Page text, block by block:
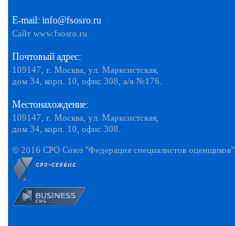
E-mail: info@fsosro.ru
Сайт www.fsosro.ru
Почтовый адрес:
109147, г. Москва, ул. Марксистская,
дом 34, корп. 10, офис 308, а/я №176.
Местонахождение:
109147, г. Москва, ул. Марксистская,
дом 34, корп. 10, офис 308.
© 2016 СРО Союз "Федерация специалистов оценщиков"